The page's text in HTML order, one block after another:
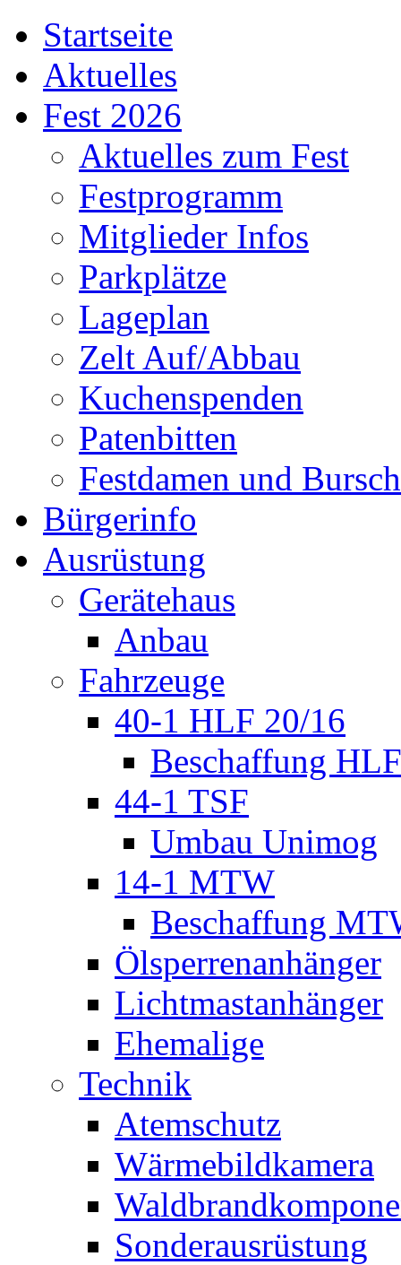
Startseite
Aktuelles
Fest 2026
Aktuelles zum Fest
Festprogramm
Mitglieder Infos
Parkplätze
Lageplan
Zelt Auf/Abbau
Kuchenspenden
Patenbitten
Festdamen und
Bürgerinfo
Ausrüstung
Gerätehaus
Anbau
Fahrzeuge
40-1 HLF 20/16
Beschaffung HLF
44-1 TSF
Umbau Unimog
14-1 MTW
Beschaffung
Ölsperrenanhänger
Lichtmastanhänger
Ehemalige
Technik
Atemschutz
Wärmebildkamera
Sonderausrüstung